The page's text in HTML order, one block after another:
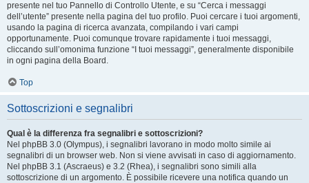
presente nel tuo Pannello di Controllo Utente, e su “Cerca i messaggi
dell’utente” presente nella pagina del tuo profilo. Puoi cercare i tuoi argomenti,
usando la pagina di ricerca avanzata, compilando i vari campi
opportunamente. Puoi comunque trovare rapidamente i tuoi messaggi,
cliccando sull’omonima funzione “I tuoi messaggi”, generalmente disponibile
in ogni pagina della Board.
Top
Sottoscrizioni e segnalibri
Qual è la differenza fra segnalibri e sottoscrizioni?
Nel phpBB 3.0 (Olympus), i segnalibri lavorano in modo molto simile ai
segnalibri di un browser web. Non si viene avvisati in caso di aggiornamento.
Nel phpBB 3.1 (Ascraeus) e 3.2 (Rhea), i segnalibri sono simili alla
sottoscrizione di un argomento. È possibile ricevere una notifica quando un